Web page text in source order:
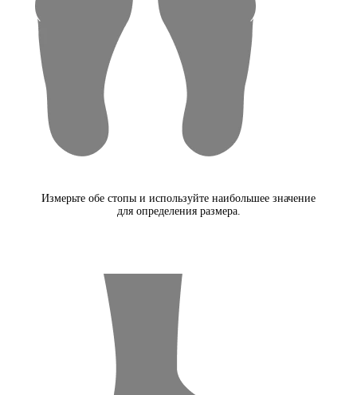
Измерьте обе стопы и используйте наибольшее значение
для определения размера.